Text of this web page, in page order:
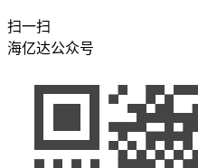
扫一扫
海亿达公众号